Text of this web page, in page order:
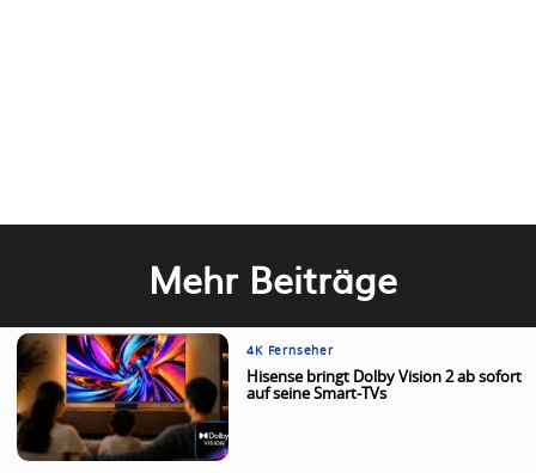
Mehr Beiträge
4K Fernseher
Hisense bringt Dolby Vision 2 ab sofort
auf seine Smart-TVs